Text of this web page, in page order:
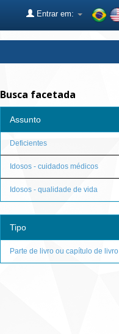
Entrar em:
Busca facetada
Assunto
Deficientes
Idosos - cuidados médicos
Idosos - qualidade de vida
Tipo
Parte de livro ou capítulo de livro